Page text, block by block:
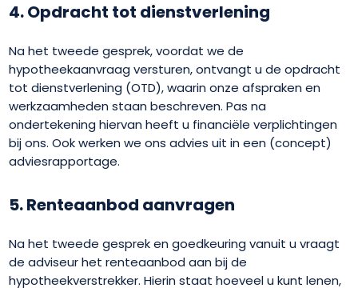
4. Opdracht tot dienstverlening
Na het tweede gesprek, voordat we de
hypotheekaanvraag versturen, ontvangt u de opdracht
tot dienstverlening (OTD), waarin onze afspraken en
werkzaamheden staan beschreven. Pas na
ondertekening hiervan heeft u financiële verplichtingen
bij ons. Ook werken we ons advies uit in een (concept)
adviesrapportage.
5. Renteaanbod aanvragen
Na het tweede gesprek en goedkeuring vanuit u vraagt
de adviseur het renteaanbod aan bij de
hypotheekverstrekker. Hierin staat hoeveel u kunt lenen,